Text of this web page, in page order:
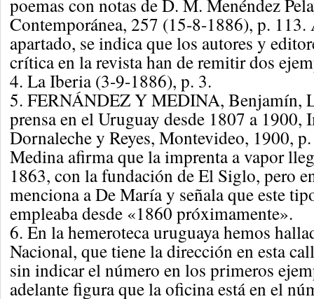
poemas con notas de D. M. Menéndez
Contemporánea, 257 (15-8-1886), p.
apartado, se indica que los autores y
crítica en la revista han de remitir dos
4. La Iberia (3-9-1886), p. 3.
5. FERNÁNDEZ Y MEDINA, Benjamín,
prensa en el Uruguay desde 1807 a 1900,
Dornaleche y Reyes, Montevideo, 1900,
Medina afirma que la imprenta a vapor
1863, con la fundación de El Siglo, pero
menciona a De María y señala que este
empleaba desde «1860 próximamente».
6. En la hemeroteca uruguaya hemos
Nacional, que tiene la dirección en esta
sin indicar el número en los primeros
adelante figura que la oficina está en el